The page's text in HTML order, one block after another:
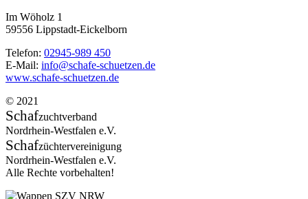
Im Wöholz 1
59556 Lippstadt-Eickelborn
Telefon: 02945-989 450
E-Mail: info@schafe-schuetzen.de
www.schafe-schuetzen.de
© 2021
Schafzuchtverband
Nordrhein-Westfalen e.V.
Schafzüchtervereinigung
Nordrhein-Westfalen e.V.
Alle Rechte vorbehalten!